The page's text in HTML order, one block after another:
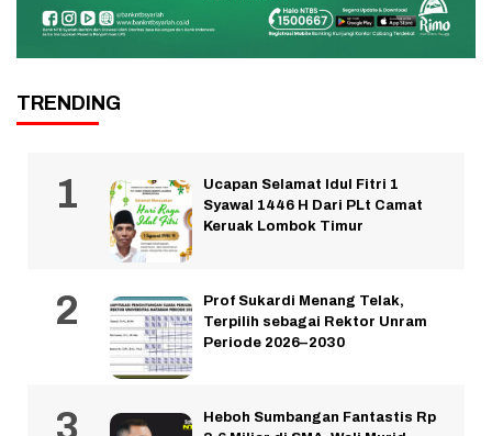
TRENDING
Ucapan Selamat Idul Fitri 1
Syawal 1446 H Dari PLt Camat
Keruak Lombok Timur
Prof Sukardi Menang Telak,
Terpilih sebagai Rektor Unram
Periode 2026–2030
Heboh Sumbangan Fantastis Rp